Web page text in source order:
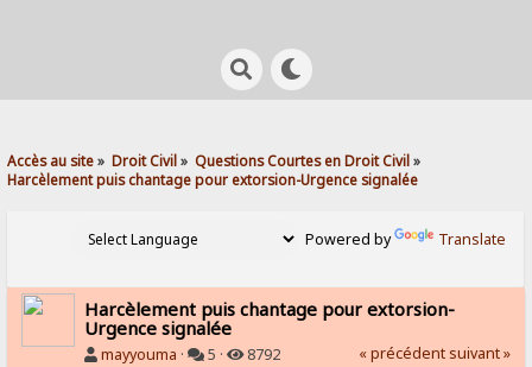
Accès au site» Droit Civil» Questions Courtes en Droit Civil»
Harcèlement puis chantage pour extorsion-Urgence signalée
Powered by Translate
Harcèlement puis chantage pour extorsion-
Urgence signalée
mayyouma · 5 · 8792 « précédent suivant »